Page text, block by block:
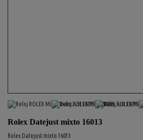
Rolex Datejust mixto 16013
Rolex Datejust mixto 16013